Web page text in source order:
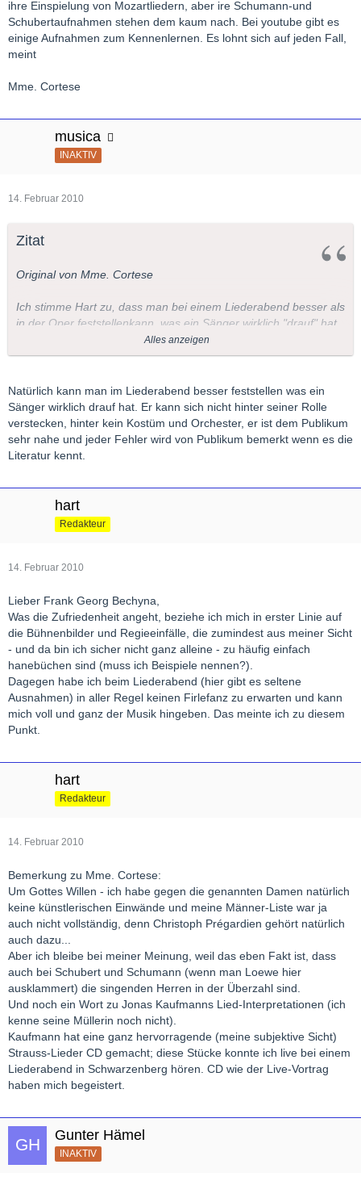
ihre Einspielung von Mozartliedern, aber ire Schumann-und
Schubertaufnahmen stehen dem kaum nach. Bei youtube gibt es
einige Aufnahmen zum Kennenlernen. Es lohnt sich auf jeden Fall,
meint
Mme. Cortese
musica
INAKTIV
14. Februar 2010
Zitat
Original von Mme. Cortese
Ich stimme Hart zu, dass man bei einem Liederabend besser als
in der Oper feststellenkann, was ein Sänger wirklich "drauf" hat,
was Stimmführung, Dynamik und Ausdrucksfähigkeit angeht. So
hat beispielsweise das was ich von J.Kaufmanns "Müllerin"
mir ihm noch nicht gehört), ihn in meiner wertschätzung etwas
nach unten gestuft.
Mme. Cortese
Alles anzeigen
Natürlich kann man im Liederabend besser feststellen was ein
Sänger wirklich drauf hat. Er kann sich nicht hinter seiner Rolle
verstecken, hinter kein Kostüm und Orchester, er ist dem Publikum
sehr nahe und jeder Fehler wird von Publikum bemerkt wenn es die
Literatur kennt.
hart
Redakteur
14. Februar 2010
Lieber Frank Georg Bechyna,
Was die Zufriedenheit angeht, beziehe ich mich in erster Linie auf
die Bühnenbilder und Regieeinfälle, die zumindest aus meiner Sicht
- und da bin ich sicher nicht ganz alleine - zu häufig einfach
hanebüchen sind (muss ich Beispiele nennen?).
Dagegen habe ich beim Liederabend (hier gibt es seltene
Ausnahmen) in aller Regel keinen Firlefanz zu erwarten und kann
mich voll und ganz der Musik hingeben. Das meinte ich zu diesem
Punkt.
hart
Redakteur
14. Februar 2010
Bemerkung zu Mme. Cortese:
Um Gottes Willen - ich habe gegen die genannten Damen natürlich
keine künstlerischen Einwände und meine Männer-Liste war ja
auch nicht vollständig, denn Christoph Prégardien gehört natürlich
auch dazu...
Aber ich bleibe bei meiner Meinung, weil das eben Fakt ist, dass
auch bei Schubert und Schumann (wenn man Loewe hier
ausklammert) die singenden Herren in der Überzahl sind.
Und noch ein Wort zu Jonas Kaufmanns Lied-Interpretationen (ich
kenne seine Müllerin noch nicht).
Kaufmann hat eine ganz hervorragende (meine subjektive Sicht)
Strauss-Lieder CD gemacht; diese Stücke konnte ich live bei einem
Liederabend in Schwarzenberg hören. CD wie der Live-Vortrag
haben mich begeistert.
Gunter Hämel
INAKTIV